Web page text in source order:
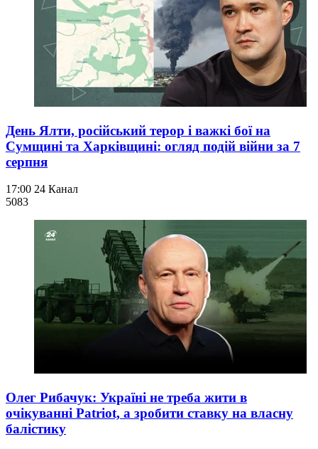
День Ялти, російський терор і важкі бої на
Сумщині та Харківщині: огляд подій війни за 7
серпня
17:00 24 Канал
5083
Олег Рибачук: Україні не треба жити в
очікуванні Patriot, а зробити ставку на власну
балістику